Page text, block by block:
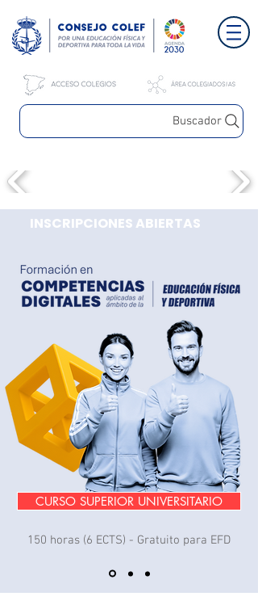
Buscador
INSCRIPCIONES ABIERTAS
CURSO SUPERIOR UNIVERSITARIO
150 horas (6 ECTS) - Gratuito para EFD